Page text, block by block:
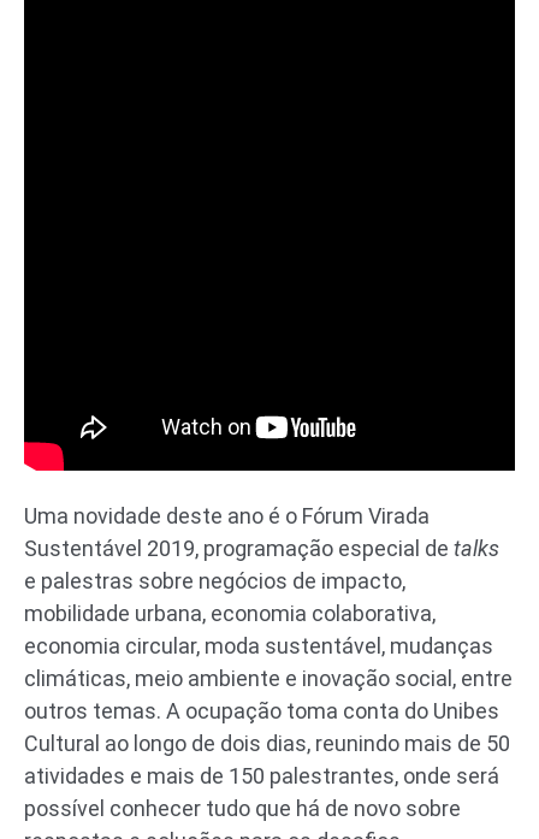
Uma novidade deste ano é o Fórum Virada
Sustentável 2019, programação especial de talks
e palestras sobre negócios de impacto,
mobilidade urbana, economia colaborativa,
economia circular, moda sustentável, mudanças
climáticas, meio ambiente e inovação social, entre
outros temas. A ocupação toma conta do Unibes
Cultural ao longo de dois dias, reunindo mais de 50
atividades e mais de 150 palestrantes, onde será
possível conhecer tudo que há de novo sobre